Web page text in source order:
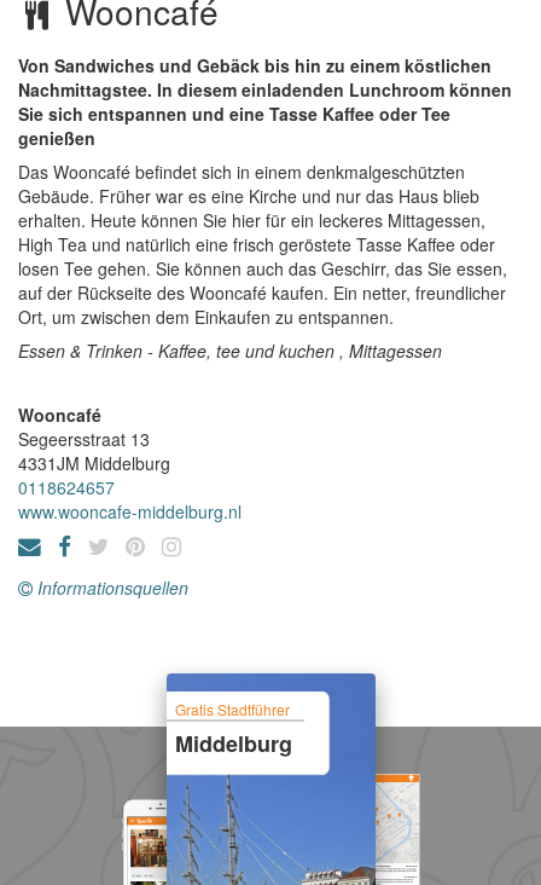
Wooncafé
Von Sandwiches und Gebäck bis hin zu einem köstlichen
Nachmittagstee. In diesem einladenden Lunchroom können
Sie sich entspannen und eine Tasse Kaffee oder Tee
genießen
Das Wooncafé befindet sich in einem denkmalgeschützten
Gebäude. Früher war es eine Kirche und nur das Haus blieb
erhalten. Heute können Sie hier für ein leckeres Mittagessen,
High Tea und natürlich eine frisch geröstete Tasse Kaffee oder
losen Tee gehen. Sie können auch das Geschirr, das Sie essen,
auf der Rückseite des Wooncafé kaufen. Ein netter, freundlicher
Ort, um zwischen dem Einkaufen zu entspannen.
Essen & Trinken - Kaffee, tee und kuchen , Mittagessen
Wooncafé
Segeersstraat 13
4331JM Middelburg
0118624657
www.wooncafe-middelburg.nl
Informationsquellen
Gratis Stadtführer
Middelburg